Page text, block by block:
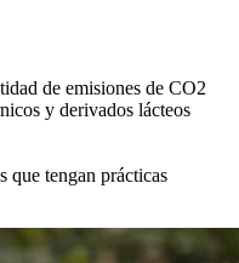
de emisiones de CO2
y derivados lácteos
que tengan prácticas